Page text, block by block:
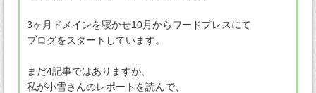
3ヶ月ドメインを寝かせ10月からワードプレスにて
ブログをスタートしています。
まだ4記事ではありますが、
私が小雪さんのレポートを読んで、